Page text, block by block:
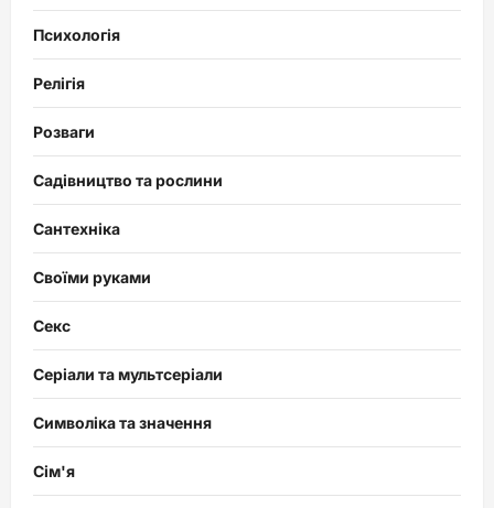
Психологія
Релігія
Розваги
Садівництво та рослини
Сантехніка
Своїми руками
Секс
Серіали та мультсеріали
Символіка та значення
Сім'я